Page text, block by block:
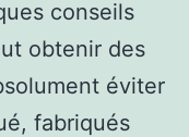
conseils
obtenir des
éviter
fabriqués